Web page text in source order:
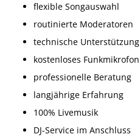
flexible Songauswahl
routinierte Moderatoren
technische Unterstützung
kostenloses Funkmikrofon
professionelle Beratung
langjährige Erfahrung
100% Livemusik
DJ-Service im Anschluss